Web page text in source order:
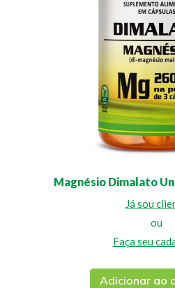
Magnésio Dimalato
Já sou
ou
Faça seu
Adicionar ao